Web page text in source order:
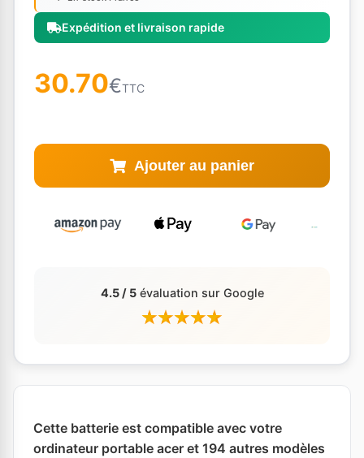
Expédition et livraison rapide
30.70€TTC
Ajouter au panier
4.5 / 5évaluation sur Google
Cette batterie est compatible avec votre
ordinateur portable acer et 194 autres modèles